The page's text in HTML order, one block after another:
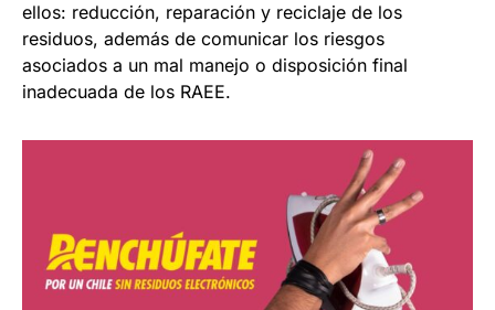
ellos: reducción, reparación y reciclaje de los
residuos, además de comunicar los riesgos
asociados a un mal manejo o disposición final
inadecuada de los RAEE.